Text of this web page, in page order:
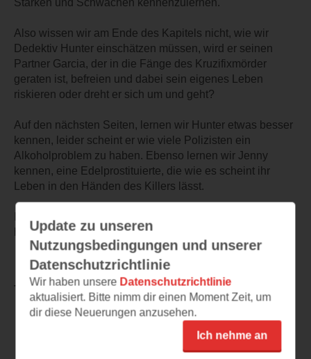
Also wissen wir am Ende des Kapitels nicht, wie wir
Dedektiv Hunter einschätzen müssen, wird er seinen
Partner Garcia, der in die Fänge des Kruzifixmörder
geraten ist, befreien und dabei sein eigenes Leben
riskieren oder dreht er sich um und geht?
Auf den nächsten Seiten, lernen wir Hunter etwas besser
kennen, leider scheint er wie viele Polizisten ein
Alkoholproblem zu haben. Ebenso lernen wir Jenny
kennen, eine Edelprostituierte, die wie es scheint ihr
Leben in den Händen des Killers lässt.
hoffentlich eine Überraschungen bereithält.
TEILEN
Update zu unseren
Nutzungsbedingungen und unserer
Datenschutzrichtlinie
Wir haben unsere Datenschutzrichtlinie
aktualisiert. Bitte nimm dir einen Moment Zeit, um
dir diese Neuerungen anzusehen.
Ich nehme an